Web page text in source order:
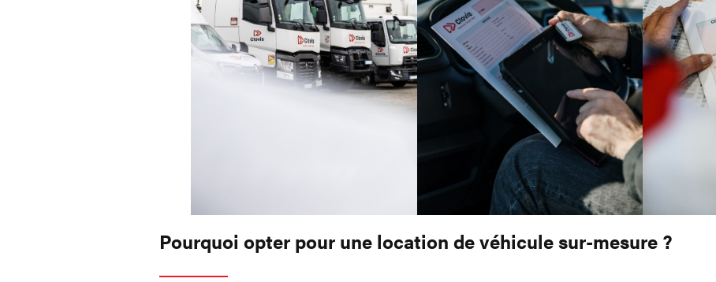
Pourquoi opter pour une location de véhicule sur-mesure ?